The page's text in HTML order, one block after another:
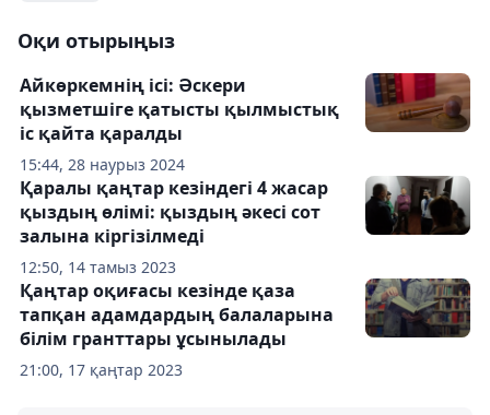
Оқи отырыңыз
15:44, 28 наурыз 2024
Айкөркемнің ісі: Әскери
қызметшіге қатысты қылмыстық
іс қайта қаралды
12:50, 14 тамыз 2023
Қаралы қаңтар кезіндегі 4 жасар
қыздың өлімі: қыздың әкесі сот
залына кіргізілмеді
21:00, 17 қаңтар 2023
Қаңтар оқиғасы кезінде қаза
тапқан адамдардың балаларына
білім гранттары ұсынылады